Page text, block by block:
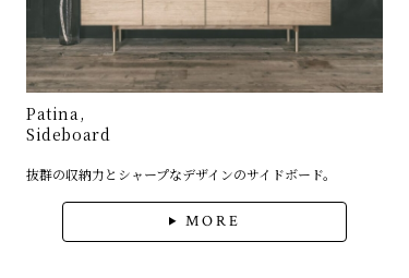
Patina,
Sideboard
抜群の収納力とシャープなデザインのサイドボード。
MORE